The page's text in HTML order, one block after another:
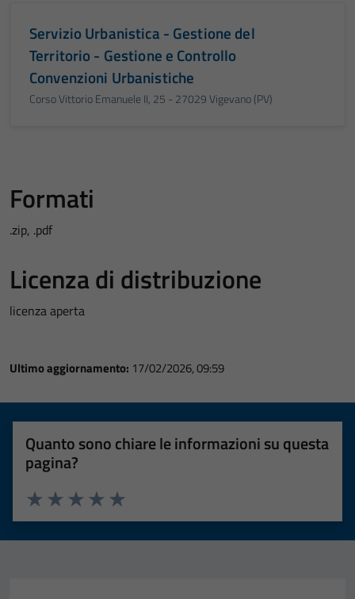
Servizio Urbanistica - Gestione del
Territorio - Gestione e Controllo
Convenzioni Urbanistiche
Corso Vittorio Emanuele II, 25 - 27029 Vigevano (PV)
Formati
.zip, .pdf
Licenza di distribuzione
licenza aperta
Ultimo aggiornamento: 17/02/2026, 09:59
Quanto sono chiare le informazioni su questa
pagina?
Valuta 5 stelle su 5
Valuta 4 stelle su 5
Valuta 3 stelle su 5
Valuta 2 stelle su 5
Valuta 1 stelle su 5